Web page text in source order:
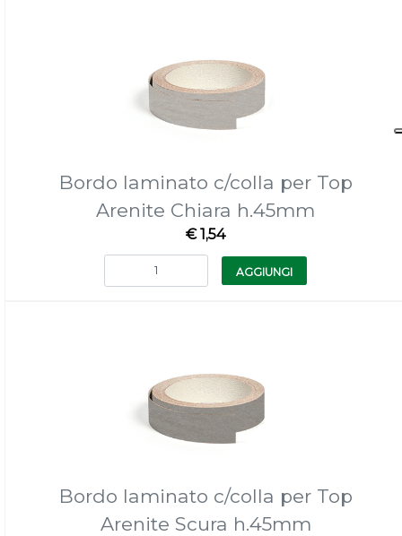
Bordo laminato c/colla per Top
Arenite Chiara h.45mm
€ 1,54
Quantità
AGGIUNGI
Bordo laminato c/colla per Top
Arenite Scura h.45mm